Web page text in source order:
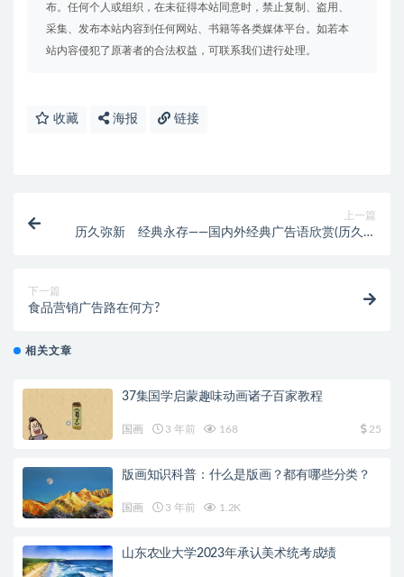
布。任何个人或组织，在未征得本站同意时，禁止复制、盗用、
采集、发布本站内容到任何网站、书籍等各类媒体平台。如若本
站内容侵犯了原著者的合法权益，可联系我们进行处理。
收藏 海报 链接
上一篇
历久弥新 经典永存——国内外经典广告语欣赏(历久弥
下一篇
食品营销广告路在何方?
相关文章
37集国学启蒙趣味动画诸子百家教程
国画 3 年前 168 25
版画知识科普：什么是版画？都有哪些分类？
国画 3 年前 1.2K
山东农业大学2023年承认美术统考成绩